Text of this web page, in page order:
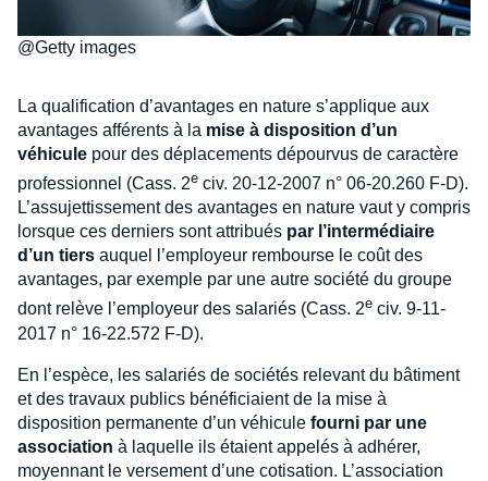
@Getty images
La qualification d’avantages en nature s’applique aux
avantages afférents à la mise à disposition d’un
véhicule pour des déplacements dépourvus de caractère
professionnel (Cass. 2e civ. 20-12-2007 n° 06-20.260 F-D).
L’assujettissement des avantages en nature vaut y compris
lorsque ces derniers sont attribués par l’intermédiaire
d’un tiers auquel l’employeur rembourse le coût des
avantages, par exemple par une autre société du groupe
dont relève l’employeur des salariés (Cass. 2e civ. 9-11-
2017 n° 16-22.572 F-D).
En l’espèce, les salariés de sociétés relevant du bâtiment
et des travaux publics bénéficiaient de la mise à
disposition permanente d’un véhicule fourni par une
association à laquelle ils étaient appelés à adhérer,
moyennant le versement d’une cotisation. L’association